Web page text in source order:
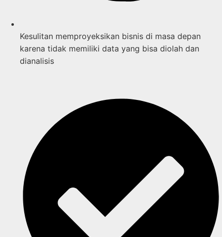
Kesulitan memproyeksikan bisnis di masa depan
karena tidak memiliki data yang bisa diolah dan
dianalisis